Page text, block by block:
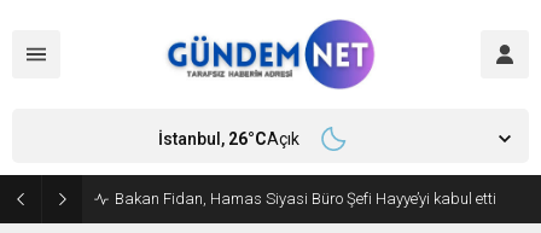
Amasya Belediye Başkanı Sevindi CHP’den istifa etti
İstanbul, 26°CAçık